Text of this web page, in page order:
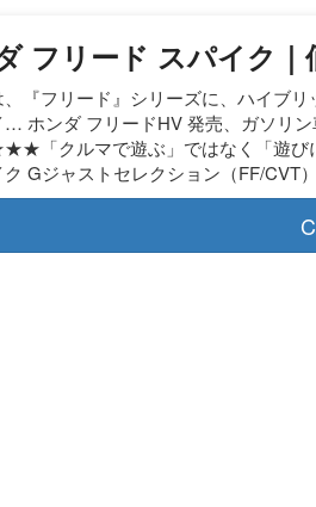
フリード スパイク
『フリード』シリーズに、ハイブ
… ホンダ フリードHV 発売、ガソリ
クルマで遊ぶ」ではなく「遊び
ク Gジャストセレクション（FF/